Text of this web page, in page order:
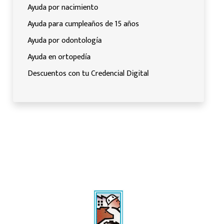
Ayuda por nacimiento
Ayuda para cumpleaños de 15 años
Ayuda por odontología
Ayuda en ortopedía
Descuentos con tu Credencial Digital